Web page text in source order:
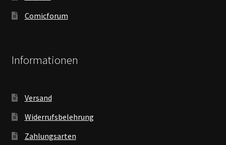
Comicforum
Informationen
Versand
Widerrufsbelehrung
Zahlungsarten